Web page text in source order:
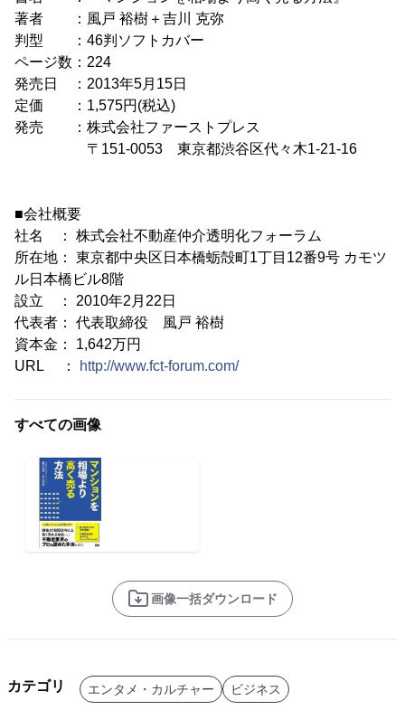
著者 ：風戸 裕樹＋吉川 克弥
判型 ：46判ソフトカバー
ページ数：224
発売日 ：2013年5月15日
定価 ：1,575円(税込)
発売 ：株式会社ファーストプレス
〒151-0053 東京都渋谷区代々木1-21-16
■会社概要
社名 ： 株式会社不動産仲介透明化フォーラム
所在地： 東京都中央区日本橋蛎殻町1丁目12番9号 カモツ
ル日本橋ビル8階
設立 ： 2010年2月22日
代表者： 代表取締役 風戸 裕樹
資本金： 1,642万円
URL ：
http://www.fct-forum.com/
すべての画像
画像一括ダウンロード
カテゴリ エンタメ・カルチャー ビジネス